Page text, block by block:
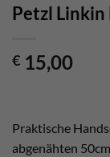
Petzl Linkin
€ 15,00
Praktische
abgenähten